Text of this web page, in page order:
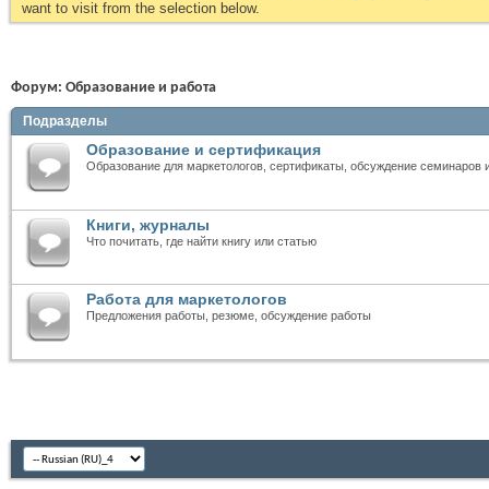
want to visit from the selection below.
Форум: Образование и работа
Подразделы
Образование и сертификация
Образование для маркетологов, сертификаты, обсуждение семинаров
Книги, журналы
Что почитать, где найти книгу или статью
Работа для маркетологов
Предложения работы, резюме, обсуждение работы